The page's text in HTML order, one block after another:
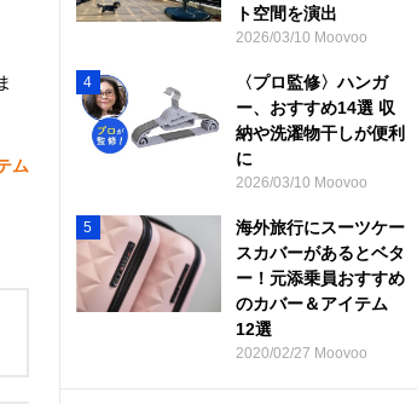
ム
ト空間を演出
2026/03/10 Moovoo
4
〈プロ監修〉ハンガ
ー、おすすめ14選 収
納や洗濯物干しが便利
に
2026/03/10 Moovoo
5
海外旅行にスーツケー
スカバーがあるとベタ
ー！元添乗員おすすめ
のカバー＆アイテム
12選
2020/02/27 Moovoo